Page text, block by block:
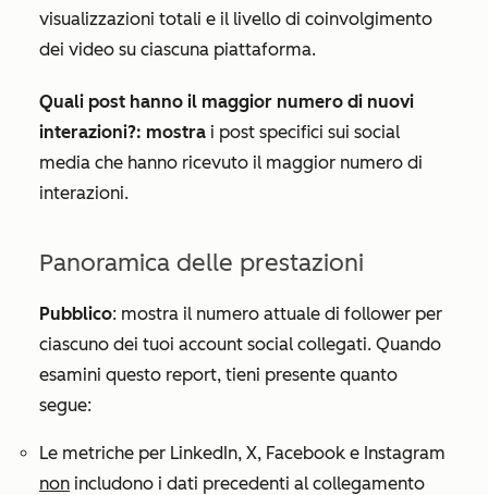
visualizzazioni totali e il livello di coinvolgimento
dei video su ciascuna piattaforma.
Quali post hanno il maggior numero di nuovi
interazioni?: mostra i post specifici sui social
media che hanno ricevuto il maggior numero di
interazioni.
Panoramica delle prestazioni
Pubblico: mostra il numero attuale di follower per
ciascuno dei tuoi account social collegati. Quando
esamini questo report, tieni presente quanto
segue:
Le metriche per LinkedIn, X, Facebook e Instagram
non includono i dati precedenti al collegamento